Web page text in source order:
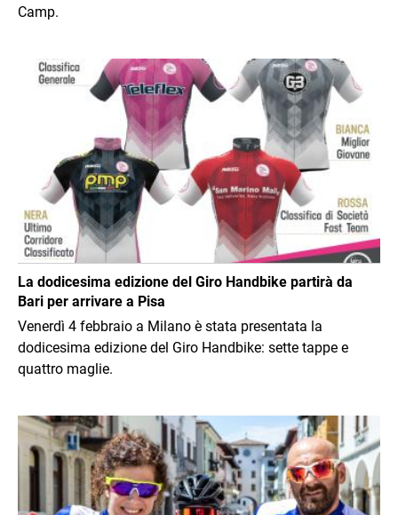
Camp.
Immagine
La dodicesima edizione del Giro Handbike partirà da
Bari per arrivare a Pisa
Venerdì 4 febbraio a Milano è stata presentata la
dodicesima edizione del Giro Handbike: sette tappe e
quattro maglie.
Immagine